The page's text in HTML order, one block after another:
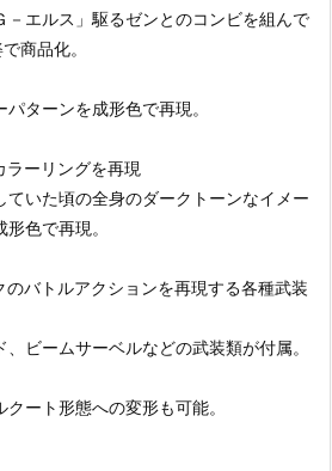
－エルス」駆るゼンとのコンビを組んで
商品化。
ターンを成形色で再現。
ーリングを再現
ていた頃の全身のダークトーンなイメー
色で再現。
バトルアクションを再現する各種武装
ビームサーベルなどの武装類が付属。
ート形態への変形も可能。